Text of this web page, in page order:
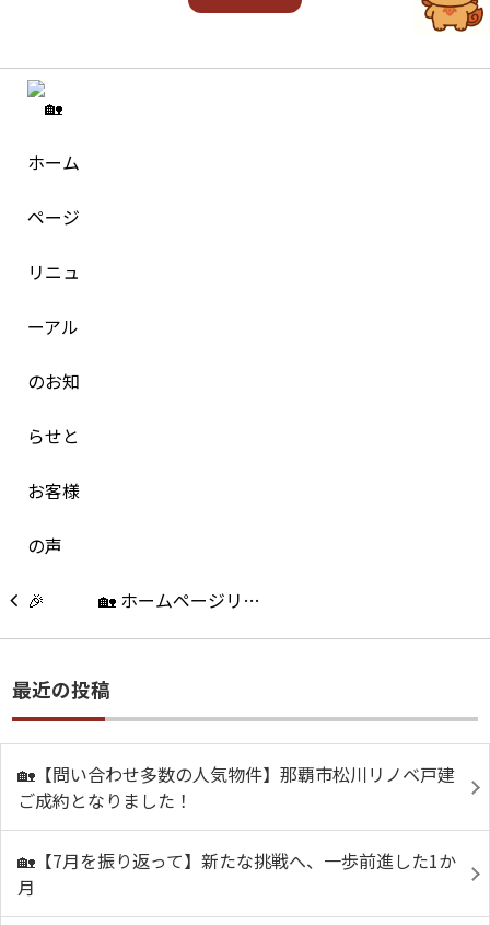
🏡 ホームページリ…
最近の投稿
🏡【問い合わせ多数の人気物件】那覇市松川リノベ戸建
ご成約となりました！
🏡【7月を振り返って】新たな挑戦へ、一歩前進した1か
月